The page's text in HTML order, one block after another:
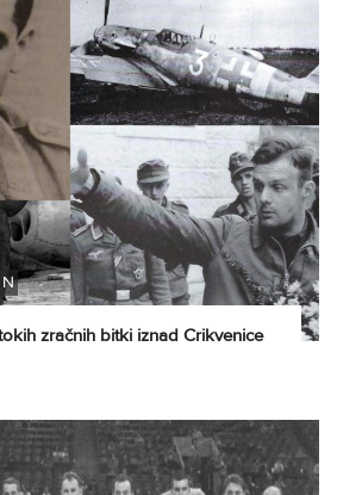
zračnih bitki iznad Crikvenice